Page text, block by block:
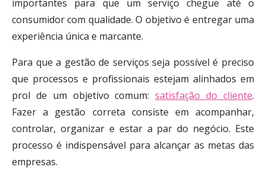
importantes para que um serviço chegue até o
consumidor com qualidade. O objetivo é entregar uma
experiência única e marcante.
Para que a gestão de serviços seja possível é preciso
que processos e profissionais estejam alinhados em
prol de um objetivo comum:satisfação do cliente.
Fazer a gestão correta consiste em acompanhar,
controlar, organizar e estar a par do negócio. Este
processo é indispensável para alcançar as metas das
empresas.